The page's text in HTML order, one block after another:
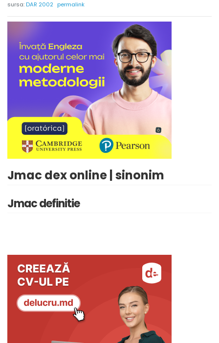
sursa:DAR 2002 permalink
Jmac dex online | sinonim
Jmac definitie